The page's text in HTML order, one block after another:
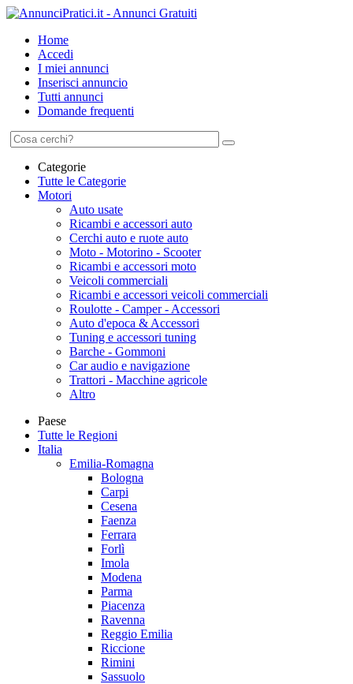
Home
Accedi
I miei annunci
Inserisci annuncio
Tutti annunci
Domande frequenti
Categorie
Tutte le Categorie
Motori
Auto usate
Ricambi e accessori auto
Cerchi auto e ruote auto
Moto - Motorino - Scooter
Ricambi e accessori moto
Veicoli commerciali
Ricambi e accessori veicoli commerciali
Roulotte - Camper - Accessori
Auto d'epoca & Accessori
Tuning e accessori tuning
Barche - Gommoni
Car audio e navigazione
Trattori - Macchine agricole
Altro
Paese
Tutte le Regioni
Italia
Emilia-Romagna
Bologna
Carpi
Cesena
Faenza
Ferrara
Forlì
Imola
Modena
Parma
Piacenza
Ravenna
Reggio Emilia
Riccione
Rimini
Sassuolo